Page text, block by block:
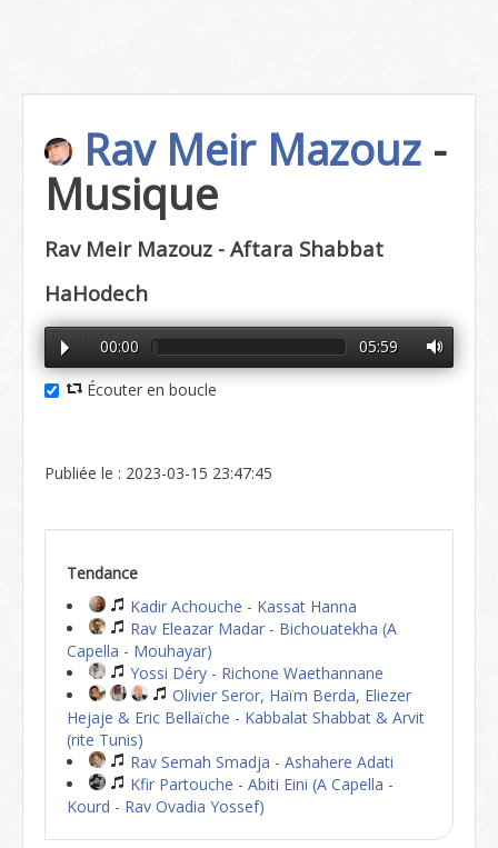
Rav Meir Mazouz -
Musique
Rav Meir Mazouz - Aftara Shabbat
HaHodech
00:00 05:59
Écouter en boucle
Publiée le : 2023-03-15 23:47:45
Tendance
Kadir Achouche - Kassat Hanna
Rav Eleazar Madar - Bichouatekha (A
Capella - Mouhayar)
Yossi Déry - Richone Waethannane
Olivier Seror, Haïm Berda, Eliezer
Hejaje & Eric Bellaïche - Kabbalat Shabbat & Arvit
(rite Tunis)
Rav Semah Smadja - Ashahere Adati
Kfir Partouche - Abiti Eini (A Capella -
Kourd - Rav Ovadia Yossef)